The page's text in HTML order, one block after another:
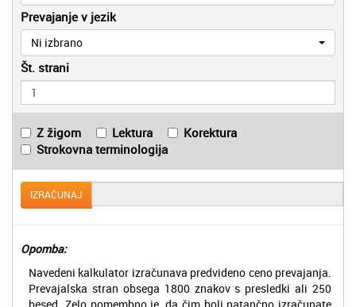
Prevajanje v jezik
Ni izbrano
Št. strani
Z žigom Lektura
Korektura
Strokovna terminologija
IZRAČUNAJ
Opomba:
Navedeni kalkulator izračunava predvideno ceno prevajanja.
Prevajalska stran obsega 1800 znakov s presledki ali 250
besed. Zelo pomembno je, da čim bolj natančno izračunate